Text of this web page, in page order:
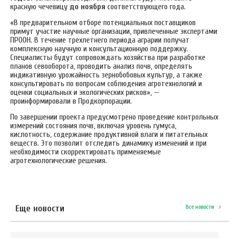
красную чечевицу до ноября соответствующего года.
«В предварительном отборе потенциальных поставщиков
примут участие научные организации, привлеченные экспертами
ПРООН. В течение трехлетнего периода аграрии получат
комплексную научную и консультационную поддержку.
Специалисты будут сопровождать хозяйства при разработке
планов севооборота, проводить анализ почв, определять
индикативную урожайность зернобобовых культур, а также
консультировать по вопросам соблюдения агротехнологий и
оценки социальных и экологических рисков», —
проинформировали в Продкорпорации.
По завершении проекта предусмотрено проведение контрольных
измерений состояния почв, включая уровень гумуса,
кислотность, содержание продуктивной влаги и питательных
веществ. Это позволит отследить динамику изменений и при
необходимости скорректировать применяемые
агротехнологические решения.
Еще новости Все новости